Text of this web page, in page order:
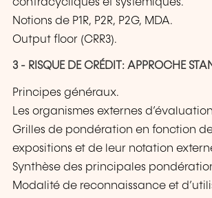
contracycliques et systémiques.
Notions de P1R, P2R, P2G, MDA.
Output floor (CRR3).
3 - RISQUE DE CRÉDIT: APPROCHE
Principes généraux.
Les organismes externes
Grilles de pondération en fonction
expositions et de leur notation
Synthèse des principales
Modalité de reconnaissance et